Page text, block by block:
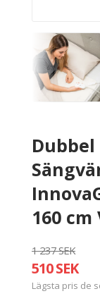
160 cm
1 237 SEK
510 SEK
Lägsta pris de